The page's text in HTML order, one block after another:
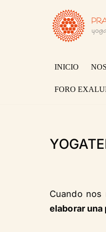
INICIO
FORO
Cuando
elaborar